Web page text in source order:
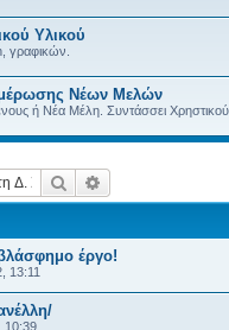
Υλικού
γραφικών.
Νέων Μελών
ή Νέα Μέλη. Συντάσσει
Αναζήτηση
έργο!
13:11
10:39